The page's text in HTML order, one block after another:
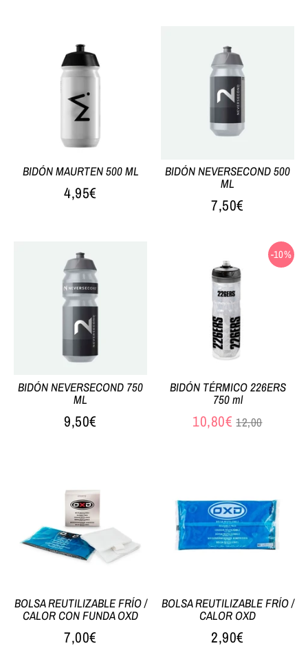
BIDÓN MAURTEN 500 ML
4,95€
BIDÓN NEVERSECOND 500
ML
7,50€
BIDÓN NEVERSECOND 750
ML
9,50€
-10%
BIDÓN TÉRMICO 226ERS
750 ml
10,80€ Precio
12,00
BOLSA REUTILIZABLE FRÍO /
CALOR CON FUNDA OXD
7,00€
BOLSA REUTILIZABLE FRÍO /
CALOR OXD
2,90€